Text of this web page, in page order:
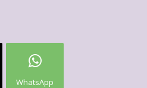
WhatsApp